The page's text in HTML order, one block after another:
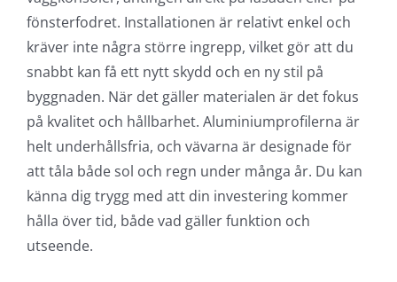
fönsterfodret. Installationen är relativt enkel och
kräver inte några större ingrepp, vilket gör att du
snabbt kan få ett nytt skydd och en ny stil på
byggnaden. När det gäller materialen är det fokus
på kvalitet och hållbarhet. Aluminiumprofilerna är
helt underhållsfria, och vävarna är designade för
att tåla både sol och regn under många år. Du kan
känna dig trygg med att din investering kommer
hålla över tid, både vad gäller funktion och
utseende.